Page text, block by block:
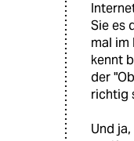
Sie es
mal im
kennt
der
richtig
Und